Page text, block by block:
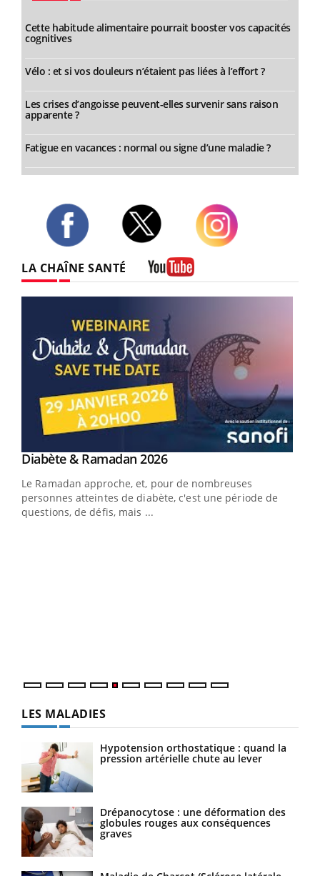
Cette habitude alimentaire pourrait booster vos capacités
cognitives
Vélo : et si vos douleurs n’étaient pas liées à l’effort ?
Les crises d’angoisse peuvent-elles survenir sans raison
apparente ?
Fatigue en vacances : normal ou signe d’une maladie ?